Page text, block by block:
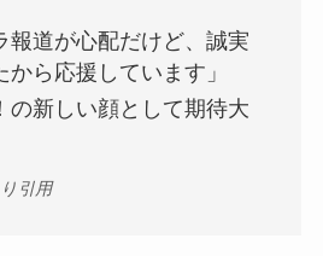
報道が心配だけど、誠実
から応援しています」
の新しい顔として期待大
引用